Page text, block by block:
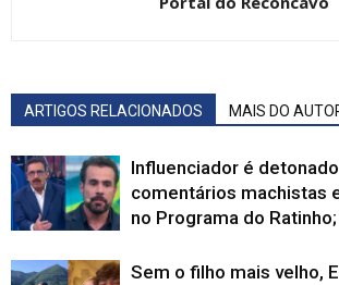
ARTIGOS RELACIONADOS MAIS DO
Influenciador é
comentários machistas
no Programa do
Sem o filho mais velho,